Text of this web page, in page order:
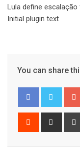
Lula define
Initial plugin text
You can share
Reddit
Share